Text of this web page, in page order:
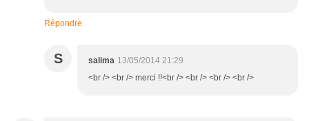
Répondre
S salima 13/05/2014 21:29
<br /> <br /> merci !!<br /> <br /> <br /> <br />